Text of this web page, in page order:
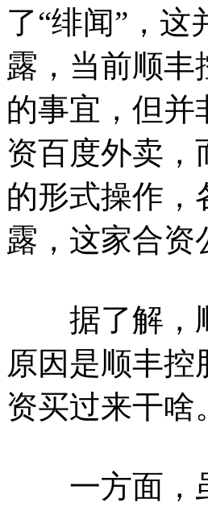
了“绯闻”，
露，当前顺丰
的事宜，但并
资百度外卖，
的形式操作，
露，这家合资
据了解，顺
原因是顺丰
资买过来干啥
一方面，虽